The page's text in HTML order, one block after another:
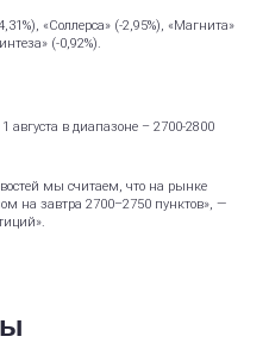
«Соллерса» (-2,95%), «Магнита»
(-0,92%).
в диапазоне – 2700-2800
мы считаем, что на рынке
на завтра 2700–2750 пунктов», —